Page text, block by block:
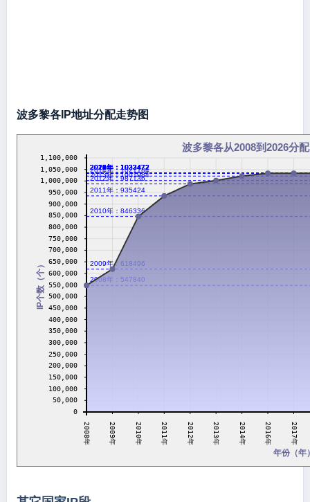
波多黎各IP地址分配走势图
波多黎各从2008到2026分
2008年：547840
2009年：618496
2010年：846336
2011年：935424
2012年：987136
2013年：1001984
2014年：1021184
2016年：1033472
2017年：1033472
2018年：1033472
2019年：1033472
2020年：1033472
2021年：1033472
2022年：1033472
2023年：1033472
2024年：1033472
2026年：1033472
0
50,000
100,000
150,000
200,000
250,000
300,000
350,000
400,000
450,000
500,000
550,000
600,000
650,000
700,000
750,000
800,000
850,000
900,000
950,000
1,000,000
1,050,000
1,100,000
2008年 2009年 2010年 2011年 2012年 2013年 2014年 2016年 2017年
年份（年
IP个数（个）